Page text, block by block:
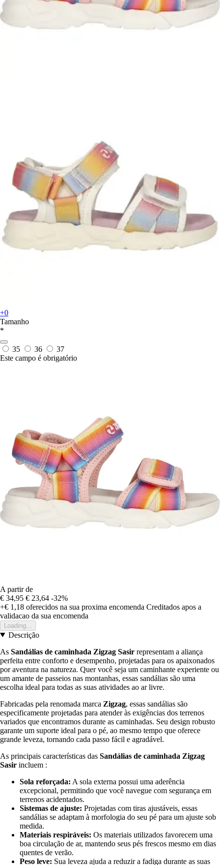
+0
Tamanho
*
35 36
37
Este campo é obrigatório
A partir de
€ 34,95 € 23,64 -32%
+€ 1,18 oferecidos na sua proxima encomenda Creditados apos a
validacao da sua encomenda
Loading...
Descrição
As Sandálias de caminhada Zigzag Sasir representam a aliança
perfeita entre conforto e desempenho, projetadas para os apaixonados
por aventura na natureza. Quer você seja um caminhante experiente ou
um amante de passeios nas montanhas, essas sandálias são uma
escolha ideal para todas as suas atividades ao ar livre.
Fabricadas pela renomada marca Zigzag, essas sandálias são
especificamente projetadas para atender às exigências dos terrenos
variados que encontramos durante as caminhadas. Seu design robusto
garante um suporte ideal para o pé, ao mesmo tempo que oferece
grande leveza, tornando cada passo fácil e agradável.
As principais características das Sandálias de caminhada Zigzag
Sasir incluem :
Sola reforçada: A sola externa possui uma aderência
excepcional, permitindo que você navegue com segurança em
terrenos acidentados.
Sistemas de ajuste: Projetadas com tiras ajustáveis, essas
sandálias se adaptam à morfologia do seu pé para um ajuste sob
medida.
Materiais respiráveis: Os materiais utilizados favorecem uma
boa circulação de ar, mantendo seus pés frescos mesmo em dias
quentes de verão.
Peso leve: Sua leveza ajuda a reduzir a fadiga durante as suas